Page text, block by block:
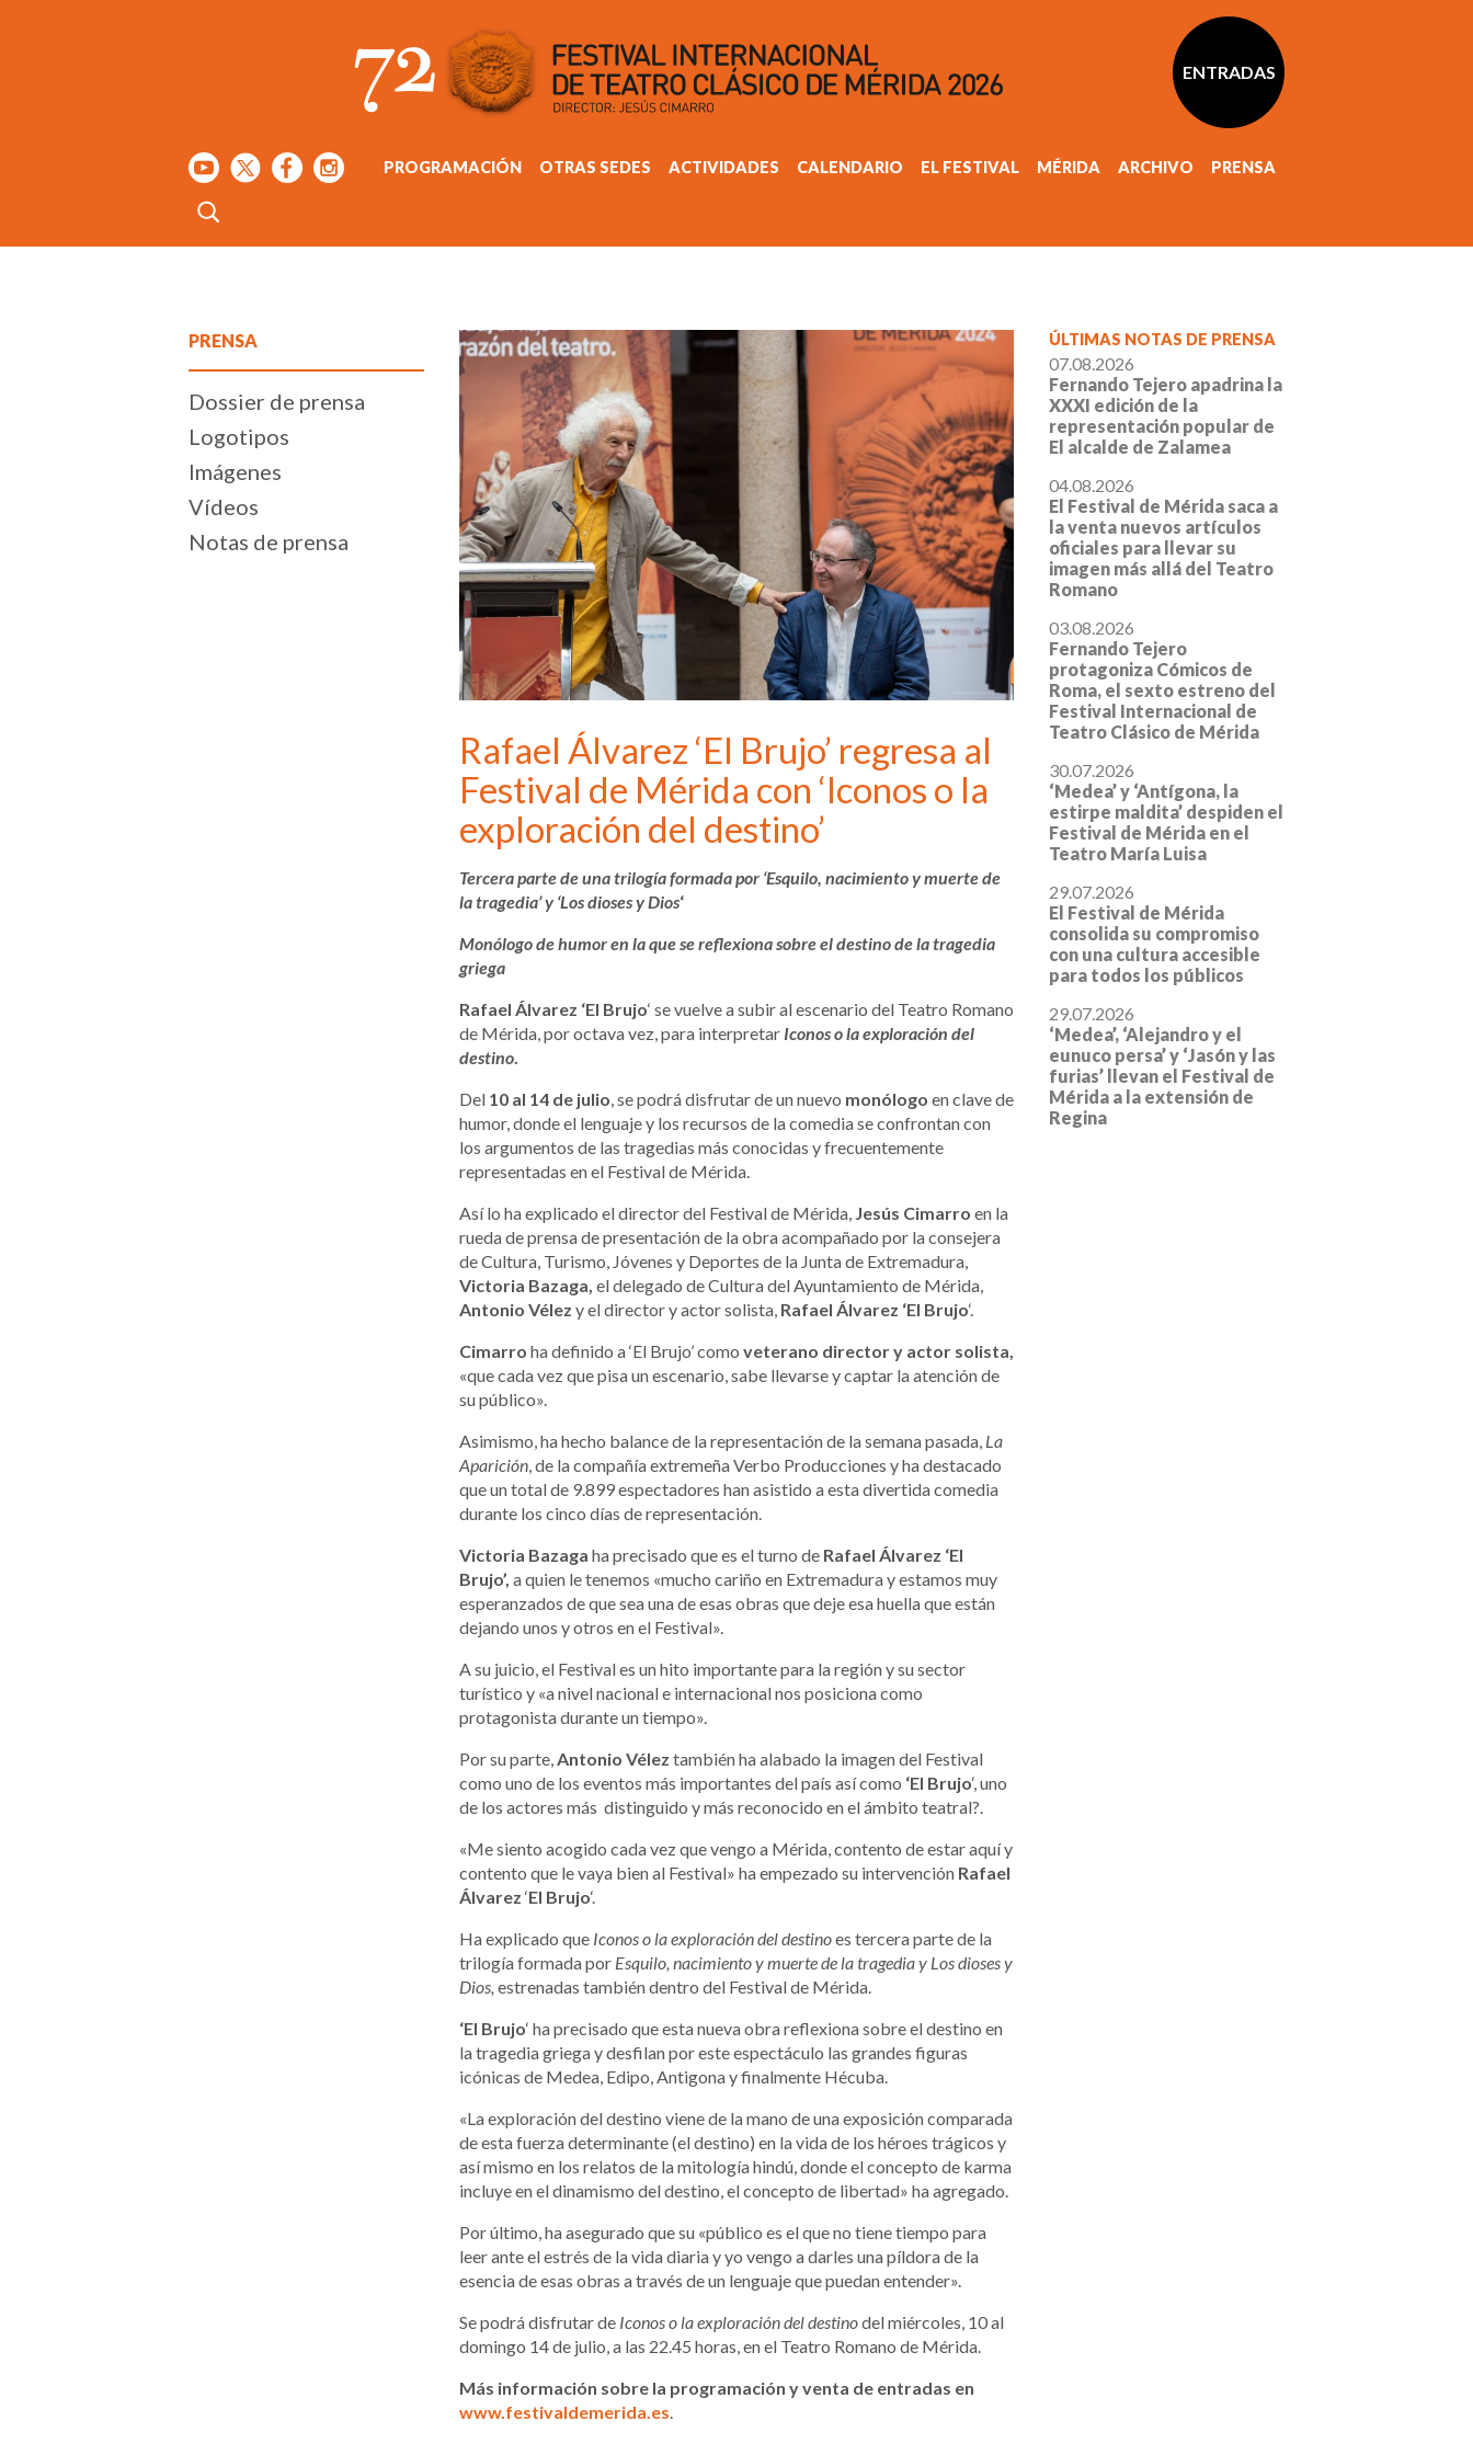
ENTRADAS
PROGRAMACIÓN OTRAS SEDES ACTIVIDADES CALENDARIO EL FESTIVAL MÉRIDA ARCHIVO PRENSA
PRENSA
Dossier de prensa
Logotipos
Imágenes
Vídeos
Notas de prensa
Rafael Álvarez ‘El Brujo’ regresa al
Festival de Mérida con ‘Iconos o la
exploración del destino’
Tercera parte de una trilogía formada por ‘Esquilo, nacimiento y muerte de
la tragedia’ y ‘Los dioses y Dios‘
Monólogo de humor en la que se reflexiona sobre el destino de la tragedia
griega
Rafael Álvarez ‘El Brujo‘ se vuelve a subir al escenario del Teatro Romano
de Mérida, por octava vez, para interpretar Iconos o la exploración del
destino
Del 10 al 14 de julio , se podrá disfrutar de un nuevo monólogo en clave de
humor, donde el lenguaje y los recursos de la comedia se confrontan con
los argumentos de las tragedias más conocidas y frecuentemente
representadas en el Festival de Mérida.
Así lo ha explicado el director del Festival de Mérida, Jesús Cimarro en la
rueda de prensa de presentación de la obra acompañado por la consejera
de Cultura, Turismo, Jóvenes y Deportes de la Junta de Extremadura,
Victoria Bazaga, el delegado de Cultura del Ayuntamiento de Mérida,
Antonio Vélez y el director y actor solista, Rafael Álvarez ‘El Brujo‘.
Cimarro ha definido a ‘El Brujo’ como veterano director y actor solista,
«que cada vez que pisa un escenario, sabe llevarse y captar la atención de
su público».
Asimismo, ha hecho balance de la representación de la semana pasada, La
Aparición , de la compañía extremeña Verbo Producciones y ha destacado
que un total de 9.899 espectadores han asistido a esta divertida comedia
durante los cinco días de representación.
Victoria Bazaga ha precisado que es el turno de Rafael Álvarez ‘El
Brujo’, a quien le tenemos «mucho cariño en Extremadura y estamos muy
esperanzados de que sea una de esas obras que deje esa huella que están
dejando unos y otros en el Festival».
A su juicio, el Festival es un hito importante para la región y su sector
turístico y «a nivel nacional e internacional nos posiciona como
protagonista durante un tiempo».
Por su parte, Antonio Vélez también ha alabado la imagen del Festival
como uno de los eventos más importantes del país así como ‘El Brujo‘, uno
de los actores más distinguido y más reconocido en el ámbito teatral?.
«Me siento acogido cada vez que vengo a Mérida, contento de estar aquí y
contento que le vaya bien al Festival» ha empezado su intervención Rafael
Álvarez ‘El Brujo‘.
Ha explicado que Iconos o la exploración del destinoes tercera parte de la
trilogía formada por Esquilo, nacimiento y muerte de la tragedia y Los dioses y
Dios, estrenadas también dentro del Festival de Mérida.
‘El Brujo‘ ha precisado que esta nueva obra reflexiona sobre el destino en
la tragedia griega y desfilan por este espectáculo las grandes figuras
icónicas de Medea, Edipo, Antigona y finalmente Hécuba.
«La exploración del destino viene de la mano de una exposición comparada
de esta fuerza determinante (el destino) en la vida de los héroes trágicos y
así mismo en los relatos de la mitología hindú, donde el concepto de karma
incluye en el dinamismo del destino, el concepto de libertad» ha agregado.
Por último, ha asegurado que su «público es el que no tiene tiempo para
leer ante el estrés de la vida diaria y yo vengo a darles una píldora de la
esencia de esas obras a través de un lenguaje que puedan entender».
Se podrá disfrutar de Iconos o la exploración del destinodel miércoles, 10 al
domingo 14 de julio, a las 22.45 horas, en el Teatro Romano de Mérida.
Más información sobre la programación y venta de entradas en
www.festivaldemerida.es
ÚLTIMAS NOTAS DE PRENSA
07.08.2026
Fernando Tejero apadrina la
XXXI edición de la
representación popular de
El alcalde de Zalamea
04.08.2026
El Festival de Mérida saca a
la venta nuevos artículos
oficiales para llevar su
imagen más allá del Teatro
Romano
03.08.2026
Fernando Tejero
protagoniza Cómicos de
Roma, el sexto estreno del
Festival Internacional de
Teatro Clásico de Mérida
30.07.2026
‘Medea’ y ‘Antígona, la
estirpe maldita’ despiden el
Festival de Mérida en el
Teatro María Luisa
29.07.2026
El Festival de Mérida
consolida su compromiso
con una cultura accesible
para todos los públicos
29.07.2026
‘Medea’, ‘Alejandro y el
eunuco persa’ y ‘Jasón y las
furias’ llevan el Festival de
Mérida a la extensión de
Regina